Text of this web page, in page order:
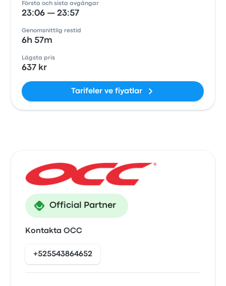
Första och sista avgångar
23:06 — 23:57
Genomsnittlig restid
6h 57m
Lägsta pris
637 kr
Tarifeler ve fiyatlar
Official Partner
Kontakta OCC
+525543864652